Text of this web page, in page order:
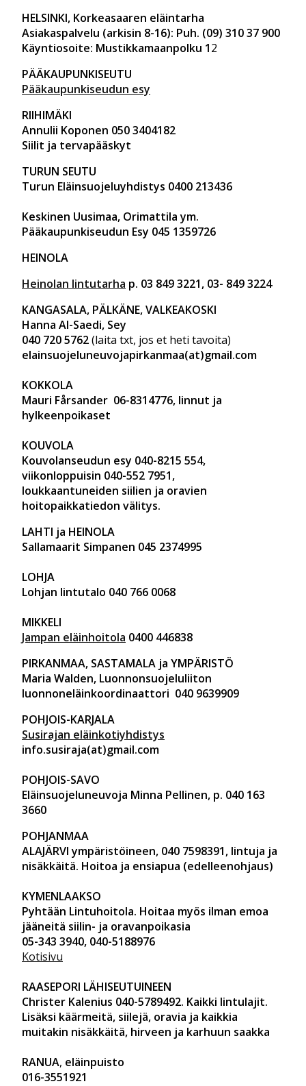
HELSINKI, Korkeasaaren eläintarha
Asiakaspalvelu (arkisin 8-16): Puh. (09) 310 37 900
Käyntiosoite: Mustikkamaanpolku 12
PÄÄKAUPUNKISEUTU
Pääkaupunkiseudun esy
RIIHIMÄKI
Annulii Koponen 050 3404182
Siilit ja tervapääskyt
TURUN SEUTU
Turun Eläinsuojeluyhdistys 0400 213436
Keskinen Uusimaa, Orimattila ym.
Pääkaupunkiseudun Esy 045 1359726
HEINOLA
Heinolan lintutarha p. 03 849 3221, 03- 849 3224
KANGASALA, PÄLKÄNE, VALKEAKOSKI
Hanna Al-Saedi, Sey
040 720 5762(laita txt, jos et heti tavoita)
elainsuojeluneuvojapirkanmaa(at)gmail.com
KOKKOLA
Mauri Fårsander 06-8314776, linnut ja
hylkeenpoikaset
KOUVOLA
Kouvolanseudun esy 040-8215 554,
viikonloppuisin 040-552 7951,
loukkaantuneiden siilien ja oravien
hoitopaikkatiedon välitys.
LAHTI ja HEINOLA
Sallamaarit Simpanen 045 2374995
LOHJA
Lohjan lintutalo 040 766 0068
MIKKELI
Jampan eläinhoitola 0400 446838
PIRKANMAA, SASTAMALA ja YMPÄRISTÖ
Maria Walden, Luonnonsuojeluliiton
luonnoneläinkoordinaattori 040 9639909
POHJOIS-KARJALA
Susirajan eläinkotiyhdistys
info.susiraja(at)gmail.com
POHJOIS-SAVO
Eläinsuojeluneuvoja Minna Pellinen, p. 040 163
3660
POHJANMAA
ALAJÄRVI ympäristöineen, 040 7598391, lintuja ja
nisäkkäitä. Hoitoa ja ensiapua (edelleenohjaus)
KYMENLAAKSO
Pyhtään Lintuhoitola. Hoitaa myös ilman emoa
jääneitä siilin- ja oravanpoikasia
05-343 3940, 040-5188976
Kotisivu
RAASEPORI LÄHISEUTUINEEN
Christer Kalenius 040-5789492. Kaikki lintulajit.
Lisäksi käärmeitä, siilejä, oravia ja kaikkia
muitakin nisäkkäitä, hirveen ja karhuun saakka
RANUA, eläinpuisto
016-3551921